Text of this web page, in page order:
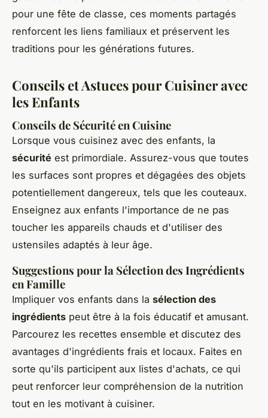
pour une fête de classe, ces moments partagés
renforcent les liens familiaux et préservent les
traditions pour les générations futures.
Conseils et Astuces pour Cuisiner avec
les Enfants
Conseils de Sécurité en Cuisine
Lorsque vous cuisinez avec des enfants, la
sécurité est primordiale. Assurez-vous que toutes
les surfaces sont propres et dégagées des objets
potentiellement dangereux, tels que les couteaux.
Enseignez aux enfants l'importance de ne pas
toucher les appareils chauds et d'utiliser des
ustensiles adaptés à leur âge.
Suggestions pour la Sélection des Ingrédients
en Famille
Impliquer vos enfants dans la sélection des
ingrédients peut être à la fois éducatif et amusant.
Parcourez les recettes ensemble et discutez des
avantages d'ingrédients frais et locaux. Faites en
sorte qu'ils participent aux listes d'achats, ce qui
peut renforcer leur compréhension de la nutrition
tout en les motivant à cuisiner.